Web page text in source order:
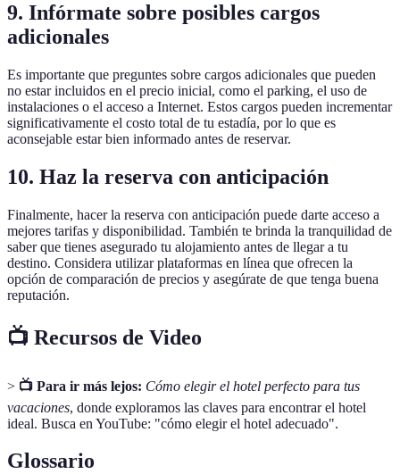
9. Infórmate sobre posibles cargos
adicionales
Es importante que preguntes sobre cargos adicionales que pueden
no estar incluidos en el precio inicial, como el parking, el uso de
instalaciones o el acceso a Internet. Estos cargos pueden incrementar
significativamente el costo total de tu estadía, por lo que es
aconsejable estar bien informado antes de reservar.
10. Haz la reserva con anticipación
Finalmente, hacer la reserva con anticipación puede darte acceso a
mejores tarifas y disponibilidad. También te brinda la tranquilidad de
saber que tienes asegurado tu alojamiento antes de llegar a tu
destino. Considera utilizar plataformas en línea que ofrecen la
opción de comparación de precios y asegúrate de que tenga buena
reputación.
📺 Recursos de Video
> 📺 Para ir más lejos: Cómo elegir el hotel perfecto para tus
vacaciones, donde exploramos las claves para encontrar el hotel
ideal. Busca en YouTube: "cómo elegir el hotel adecuado".
Glossario